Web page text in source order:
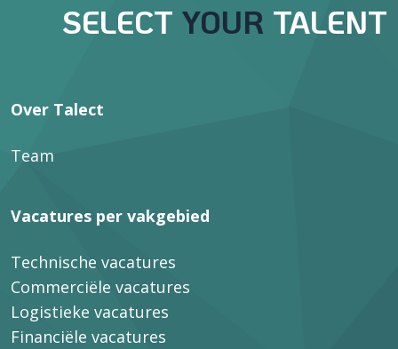
SELECT YOUR TALENT
Over Talect
Team
Vacatures per vakgebied
Technische vacatures
Commerciële vacatures
Logistieke vacatures
Financiële vacatures